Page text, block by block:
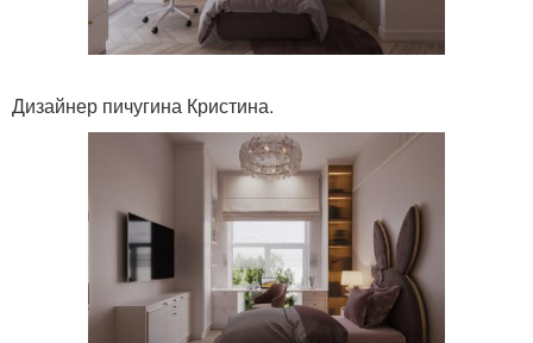
Дизайнер пичугина Кристина.